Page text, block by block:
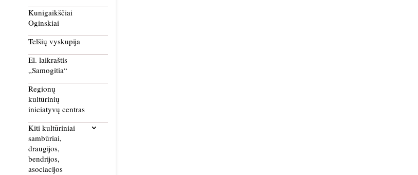
Kunigaikščiai
Oginskiai
Telšių vyskupija
El. laikraštis
„Samogitia“
Regionų
kultūrinių
iniciatyvų centras
Kiti kultūriniai
sambūriai,
draugijos,
bendrijos,
asociacijos